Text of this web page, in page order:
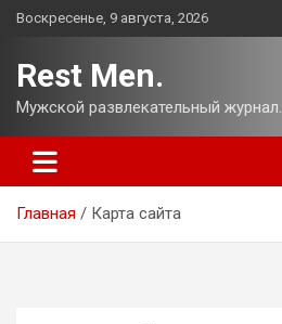
Перейти
Воскресенье, 9 августа, 2026
Rest Men.
Мужской развлекательный журнал.
Главная Карта сайта